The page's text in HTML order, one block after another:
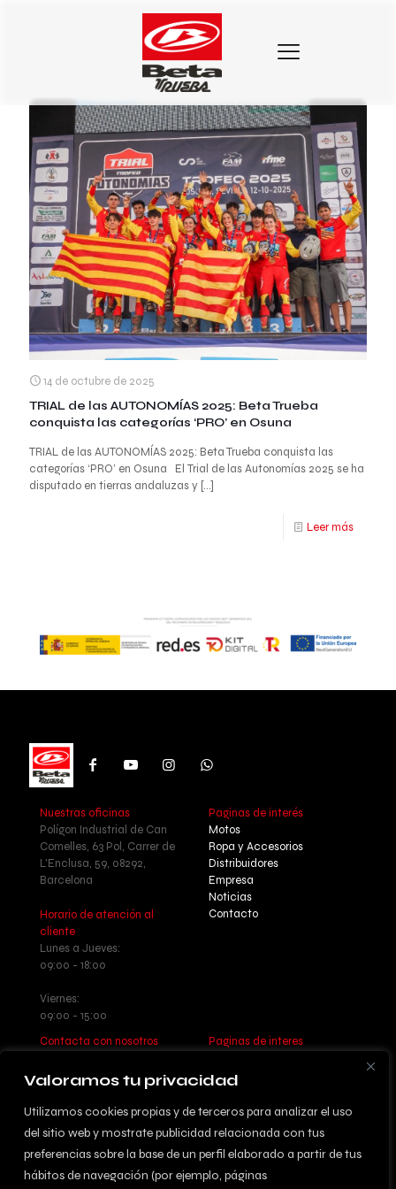
Valoramos tu privacidad
Utilizamos cookies propias y de terceros para analizar el uso
del sitio web y mostrate publicidad relacionada con tus
preferencias sobre la base de un perfil elaborado a partir de tus
hábitos de navegación (por ejemplo, páginas
Etiquetas Autores Mostrar todo
14 de octubre de 2025
TRIAL de las AUTONOMÍAS 2025: Beta Trueba
conquista las categorías ‘PRO’ en Osuna
TRIAL de las AUTONOMÍAS 2025: Beta Trueba conquista las
categorías ‘PRO’ en Osuna El Trial de las Autonomías 2025 se ha
disputado en tierras andaluzas y […]
Leer más
Nuestras oficinas
Polígon Industrial de Can
Comelles, 63 Pol, Carrer de
L'Enclusa, 59, 08292,
Barcelona
Horario de atención al
cliente
Lunes a Jueves:
09:00 - 18:00
Viernes:
09:00 - 15:00
Paginas de interés
Motos
Ropa y Accesorios
Distribuidores
Empresa
Noticias
Contacto
Contacta con nosotros
Escribenos:
info@betatrueba.com
Paginas de interes
privacidad
Sitemap